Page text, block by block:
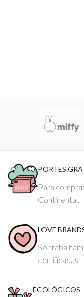
PORTES
Para
Continental.
LOVE
Só
certificadas.
ECOLÓGICOS